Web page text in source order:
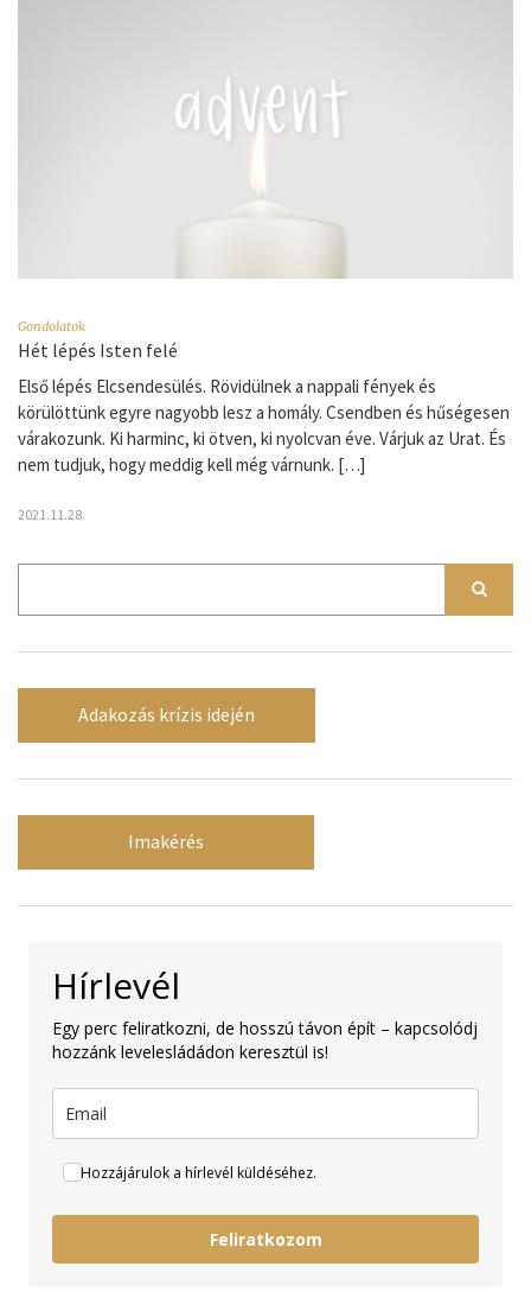
Gondolatok
Hét lépés Isten felé
Első lépés Elcsendesülés. Rövidülnek a nappali fények és
körülöttünk egyre nagyobb lesz a homály. Csendben és hűségesen
várakozunk. Ki harminc, ki ötven, ki nyolcvan éve. Várjuk az Urat. És
nem tudjuk, hogy meddig kell még várnunk. […]
2021.11.28.
Adakozás krízis idején
Imakérés
Hírlevél
Egy perc feliratkozni, de hosszú távon épít – kapcsolódj
hozzánk levelesládádon keresztül is!
Hozzájárulok a hírlevél küldéséhez.
Feliratkozom